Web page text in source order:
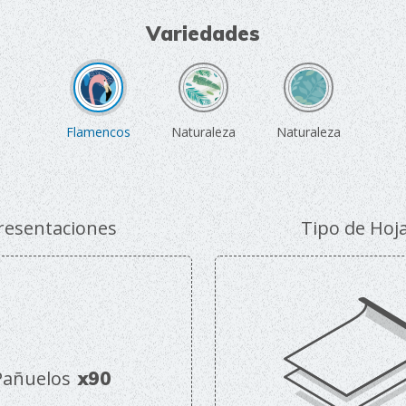
Variedades
Flamencos Naturaleza Naturaleza
x90
Tipo de